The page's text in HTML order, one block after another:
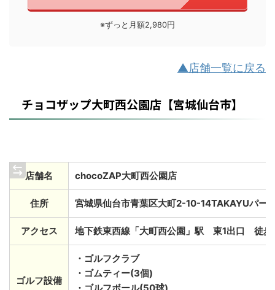
※ずっと月額2,980円
▲店舗一覧に戻る
チョコザップ大町西公園店【宮城仙台市】
店舗名 chocoZAP大町西公園店
住所 宮城県仙台市青葉区大町2-10-14TAKAYUパー
アクセス 地下鉄東西線「大町西公園」駅 東1出口 徒歩
ゴルフ設備
・ゴルフクラブ
・ゴムティー(3個)